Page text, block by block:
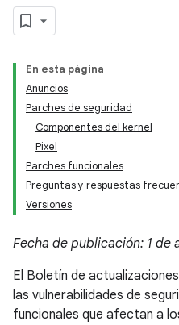
En esta página
Anuncios
Parches de seguridad
Componentes del kernel
Pixel
Parches funcionales
Preguntas y respuestas
Versiones
Fecha de publicación: 1 de
El Boletín de
las vulnerabilidades de
funcionales que afectan a